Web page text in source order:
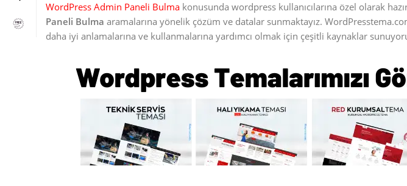
WordPress Admin Paneli Bulma konusunda wordpress kullanıcılarına özel olarak
Paneli Bulma aramalarına yönelik çözüm ve datalar sunmaktayız.
daha iyi anlamalarına ve kullanmalarına yardımcı olmak için çeşitli kaynaklar